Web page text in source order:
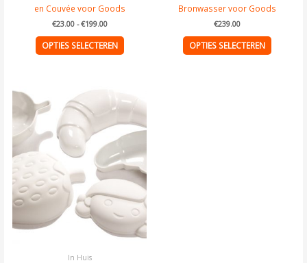
en Couvée voor Goods
€23.00 - €199.00
OPTIES SELECTEREN
Bronwasser voor Goods
€239.00
OPTIES SELECTEREN
In Huis
tot
€39.00
product
meerdere
Deze
optie
gekozen
worden
op